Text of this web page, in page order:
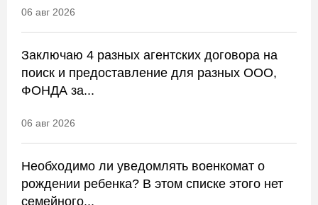
06 авг 2026
Заключаю 4 разных агентских договора на
поиск и предоставление для разных ООО,
ФОНДА за...
06 авг 2026
Необходимо ли уведомлять военкомат о
рождении ребенка? В этом списке этого нет
семейного...